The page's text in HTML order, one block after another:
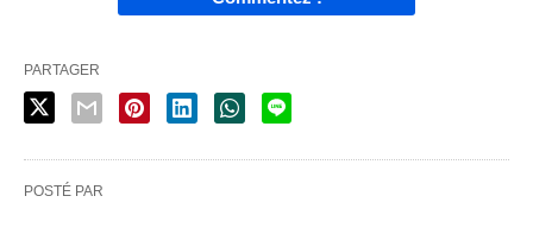
PARTAGER
POSTÉ PAR